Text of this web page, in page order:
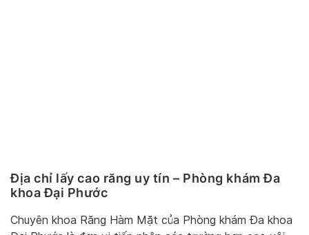
Địa chỉ lấy cao răng uy tín – Phòng khám Đa
khoa Đại Phước
Chuyên khoa Răng Hàm Mặt của Phòng khám Đa khoa